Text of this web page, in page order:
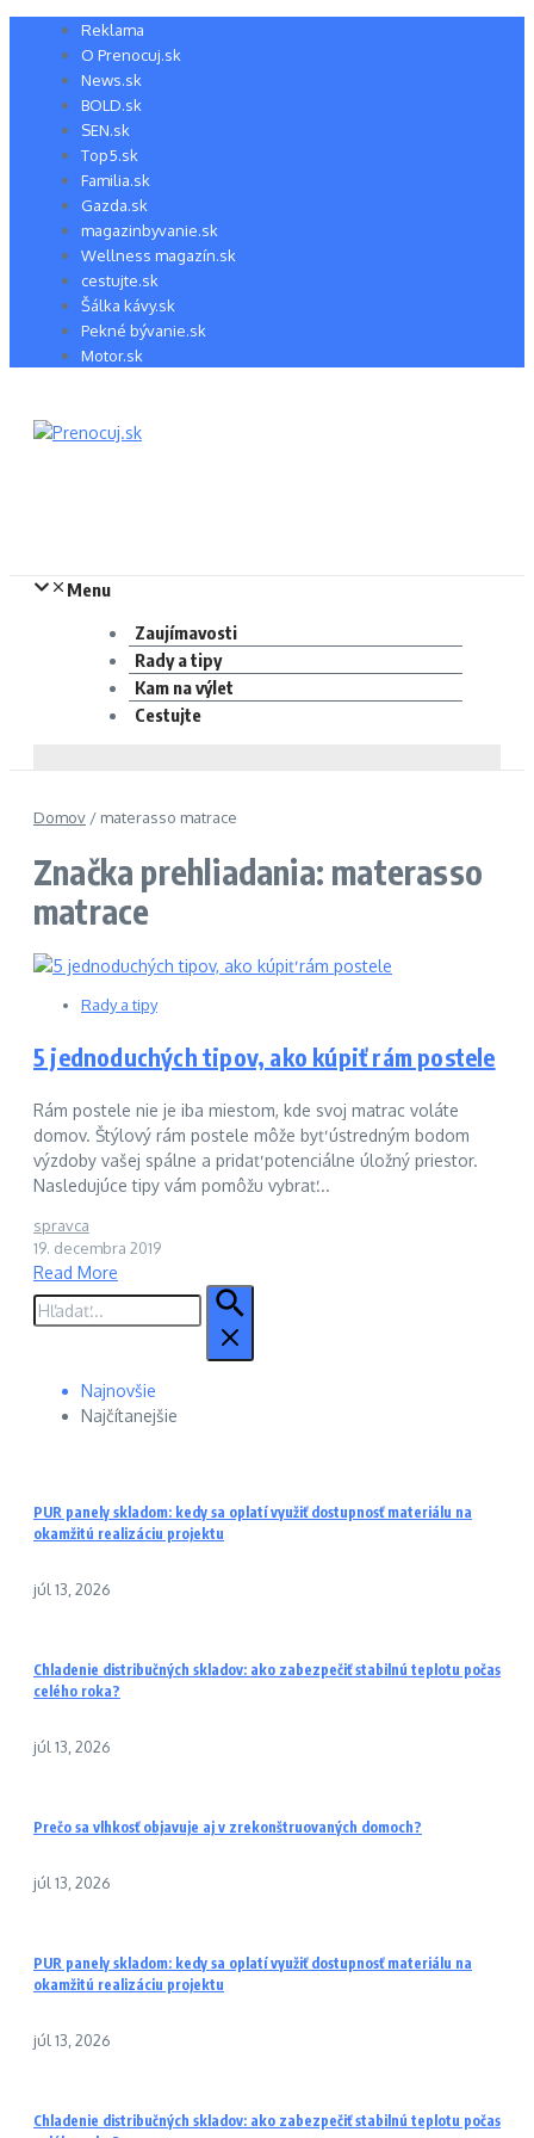
Preskočiť Reklama
O Prenocuj.sk
News.sk
BOLD.sk
SEN.sk
Top5.sk
Familia.sk
Gazda.sk
magazinbyvanie.sk
Wellness magazín.sk
cestujte.sk
Šálka kávy.sk
Pekné bývanie.sk
Motor.sk
Menu
Zaujímavosti
Rady a tipy
Kam na výlet
Cestujte
Domov / materasso matrace
Značka prehliadania: materasso
matrace
Rady a tipy
5 jednoduchých tipov, ako kúpiť rám postele
Rám postele nie je iba miestom, kde svoj matrac voláte
domov. Štýlový rám postele môže byť ústredným bodom
výzdoby vašej spálne a pridať potenciálne úložný priestor.
Nasledujúce tipy vám pomôžu vybrať...
spravca
19. decembra 2019
Read More
Hľadať:
Najnovšie
Najčítanejšie
PUR panely skladom: kedy sa oplatí využiť dostupnosť materiálu na
okamžitú realizáciu projektu
júl 13, 2026
Chladenie distribučných skladov: ako zabezpečiť stabilnú teplotu počas
celého roka?
júl 13, 2026
Prečo sa vlhkosť objavuje aj v zrekonštruovaných domoch?
júl 13, 2026
PUR panely skladom: kedy sa oplatí využiť dostupnosť materiálu na
okamžitú realizáciu projektu
júl 13, 2026
Chladenie distribučných skladov: ako zabezpečiť stabilnú teplotu počas